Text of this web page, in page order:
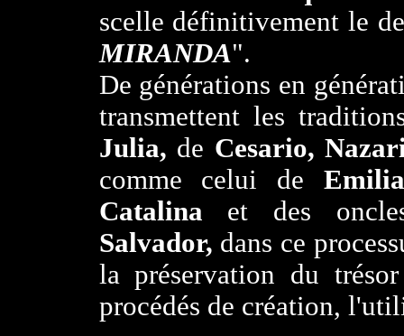
scelle définitivement le
MIRANDA".
De générations en
transmettent les
Julia, de Cesario,
comme celui de
Catalina et des
Salvador, dans ce
la préservation du
procédés de création,